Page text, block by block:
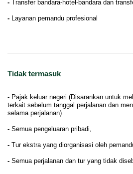
- Transfer bandara-hotel-bandara dan
- Layanan pemandu profesional
Tidak termasuk
- Pajak keluar negeri (Disarankan untuk
terkait sebelum tanggal perjalanan dan
selama perjalanan)
- Semua pengeluaran pribadi,
- Tur ekstra yang diorganisasi oleh
- Semua perjalanan dan tur yang tidak